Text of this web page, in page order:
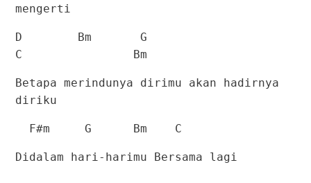
mengerti
D Bm
G
C
Bm
Betapa merindunya dirimu akan hadirnya
diriku
F#m G Bm C
Didalam hari-harimu Bersama lagi